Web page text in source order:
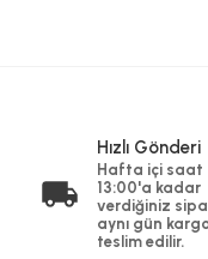
Hızlı Gönderi
Hafta içi saat
13:00'a kadar
verdiğiniz
aynı gün
teslim edilir.